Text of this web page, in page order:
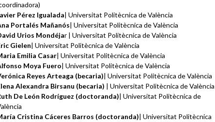
Pérez Igualada| Universitat Politècnica de València
Portalés Mañanós| Universitat Politècnica de València
Urios Mondéjar | Universitat Politècnica de València
Gielen| Universitat Politècnica de València
Emilia Casar| Universitat Politècnica de València
Moya Fuero| Universitat Politècnica de València
Reyes Arteaga (becaria)| Universitat Politècnica de València
Alexandra Birsanu (becaria) | Universitat Politècnica de València
De León Rodríguez (doctoranda)| Universitat Politècnica de
Cristina Cáceres Barros (doctoranda)| Universitat Politècnica